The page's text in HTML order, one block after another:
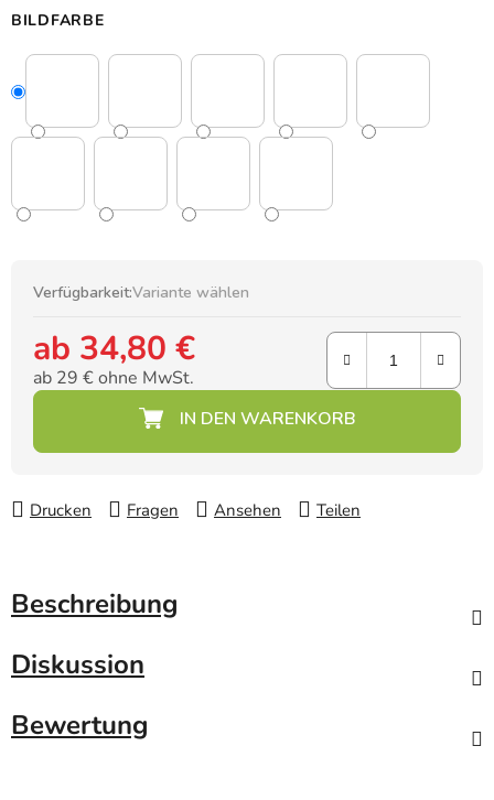
BILDFARBE
Verfügbarkeit:Variante wählen
ab 34,80 €
ab 29 €ohne MwSt.
Drucken Fragen Ansehen Teilen
Beschreibung
Diskussion
Bewertung